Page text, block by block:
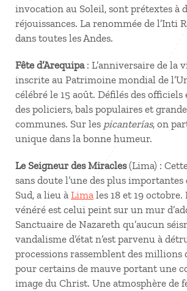
invocation au Soleil, sont prétextes à
réjouissances. La renommée de l’Inti
dans toutes les Andes.
Fête d’Arequipa: L’anniversaire de la
inscrite au Patrimoine mondial de
célébré le 15 août. Défilés des
des policiers, bals populaires et
communes. Sur les picanterías, on
unique dans la bonne humeur.
Le Seigneur des Miracles(Lima) :
sans doute l’une des plus importantes
Sud, a lieu à Lima les 18 et 19
vénéré est celui peint sur un mur
Sanctuaire de Nazareth qu’aucun
vandalisme d’état n’est parvenu à
processions rassemblent des millions
pour certains de mauve portant une
image du Christ. Une atmosphère de